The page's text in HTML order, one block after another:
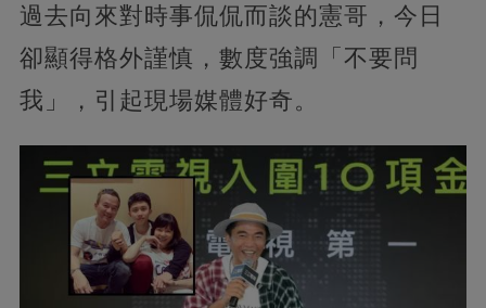
過去向來對時事侃侃而談的憲哥，今日
卻顯得格外謹慎，數度強調「不要問
我」，引起現場媒體好奇。